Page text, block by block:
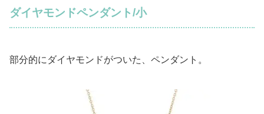
ダイヤモンドペンダント/小
部分的にダイヤモンドがついた、ペンダント。